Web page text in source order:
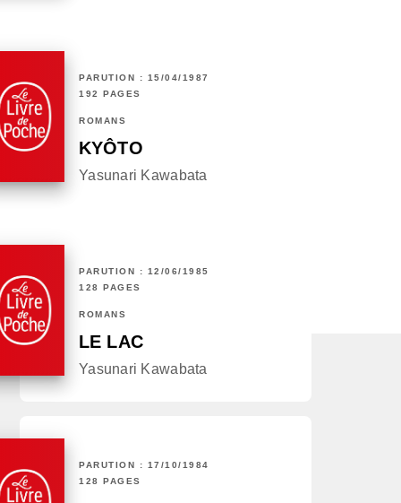
PARUTION : 15/04/1987
192 PAGES
ROMANS
KYÔTO
Yasunari Kawabata
PARUTION : 12/06/1985
128 PAGES
ROMANS
LE LAC
Yasunari Kawabata
PARUTION : 17/10/1984
128 PAGES